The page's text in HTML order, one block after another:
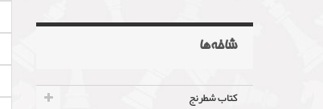
شاخه‌ها
کتاب شطرنج